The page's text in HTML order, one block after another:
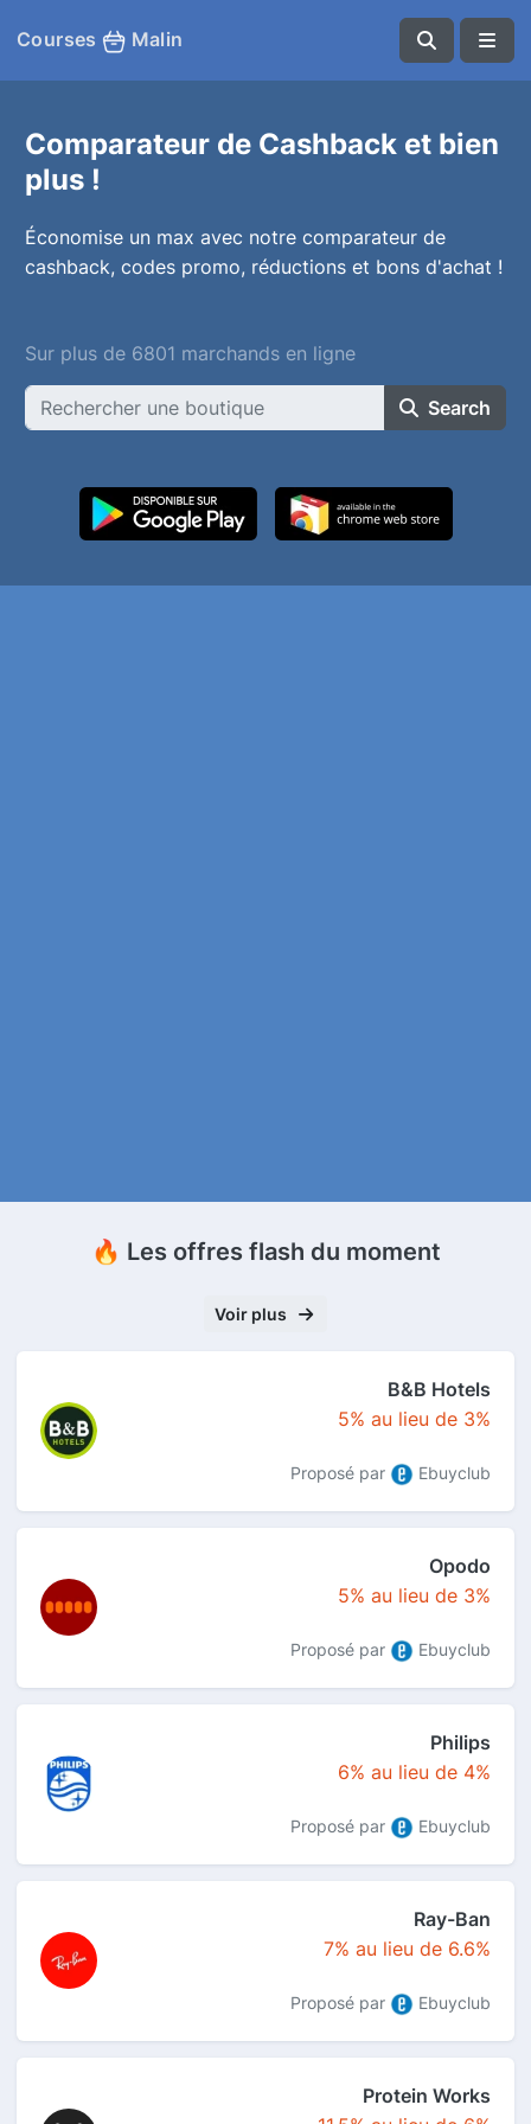
Courses Malin
Comparateur de Cashback et bien
plus !
Économise un max avec notre comparateur de
cashback, codes promo, réductions et bons d'achat !
Sur plus de 6801 marchands en ligne
Search
🔥 Les offres flash du moment
Voir plus
B&B Hotels
5% au lieu de 3%
Proposé par Ebuyclub
Opodo
5% au lieu de 3%
Proposé par Ebuyclub
Philips
6% au lieu de 4%
Proposé par Ebuyclub
Ray-Ban
7% au lieu de 6.6%
Proposé par Ebuyclub
Protein Works